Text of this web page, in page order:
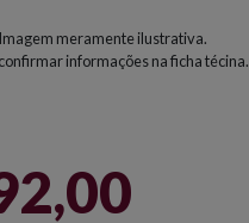
Imagem meramente ilustrativa.
informações na ficha técina.